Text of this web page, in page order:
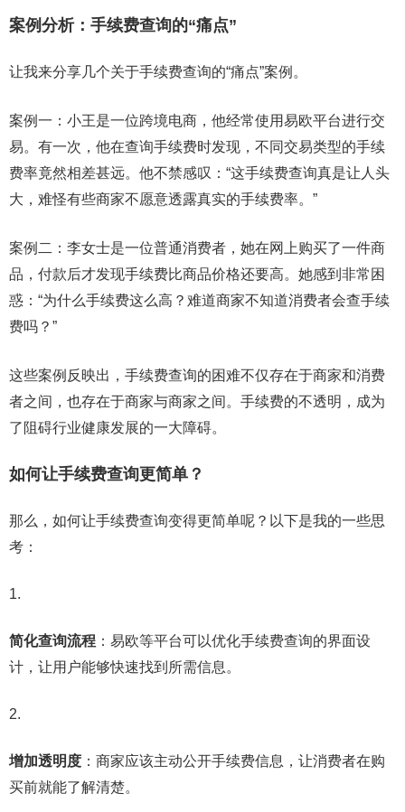
案例分析：手续费查询的“痛点”
让我来分享几个关于手续费查询的“痛点”案例。
案例一：小王是一位跨境电商，他经常使用易欧平台进行交
易。有一次，他在查询手续费时发现，不同交易类型的手续
费率竟然相差甚远。他不禁感叹：“这手续费查询真是让人头
大，难怪有些商家不愿意透露真实的手续费率。”
案例二：李女士是一位普通消费者，她在网上购买了一件商
品，付款后才发现手续费比商品价格还要高。她感到非常困
惑：“为什么手续费这么高？难道商家不知道消费者会查手续
费吗？”
这些案例反映出，手续费查询的困难不仅存在于商家和消费
者之间，也存在于商家与商家之间。手续费的不透明，成为
了阻碍行业健康发展的一大障碍。
如何让手续费查询更简单？
那么，如何让手续费查询变得更简单呢？以下是我的一些思
考：
简化查询流程 ：易欧等平台可以优化手续费查询的界面设
计，让用户能够快速找到所需信息。
增加透明度 ：商家应该主动公开手续费信息，让消费者在购
买前就能了解清楚。